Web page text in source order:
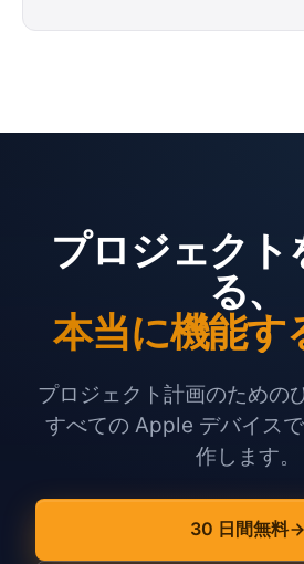
プロジェクト
る、
本当に機能す
プロジェクト計画のための
すべての Apple デバイス
作します。
30 日間無料